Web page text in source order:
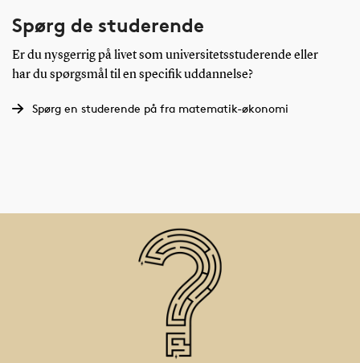
Spørg de studerende
Er du nysgerrig på livet som universitetsstuderende eller
har du spørgsmål til en specifik uddannelse?
Spørg en studerende på fra matematik-økonomi